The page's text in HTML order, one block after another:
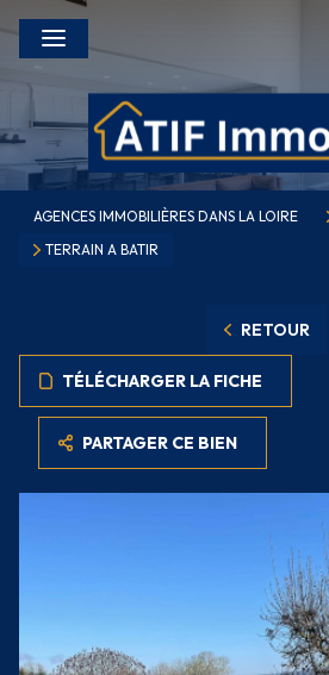
AGENCES IMMOBILIÈRES DANS LA LOIRE
TERRAIN A BATIR
RETOUR
TÉLÉCHARGER LA FICHE
PARTAGER CE BIEN